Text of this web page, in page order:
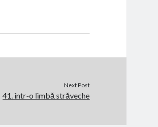
Next Post
41. într-o limbă străveche